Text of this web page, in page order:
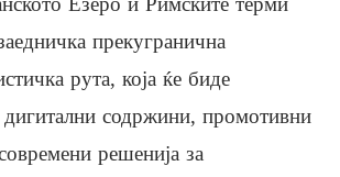
прекугранична
рута, која ќе биде
содржини, промотивни
решенија за